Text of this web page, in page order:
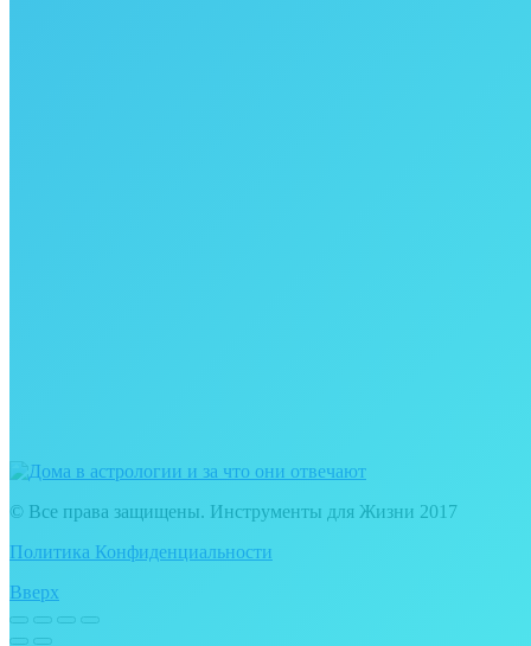
© Все права защищены. Инструменты для Жизни 2017
Политика Конфиденциальности
Вверх